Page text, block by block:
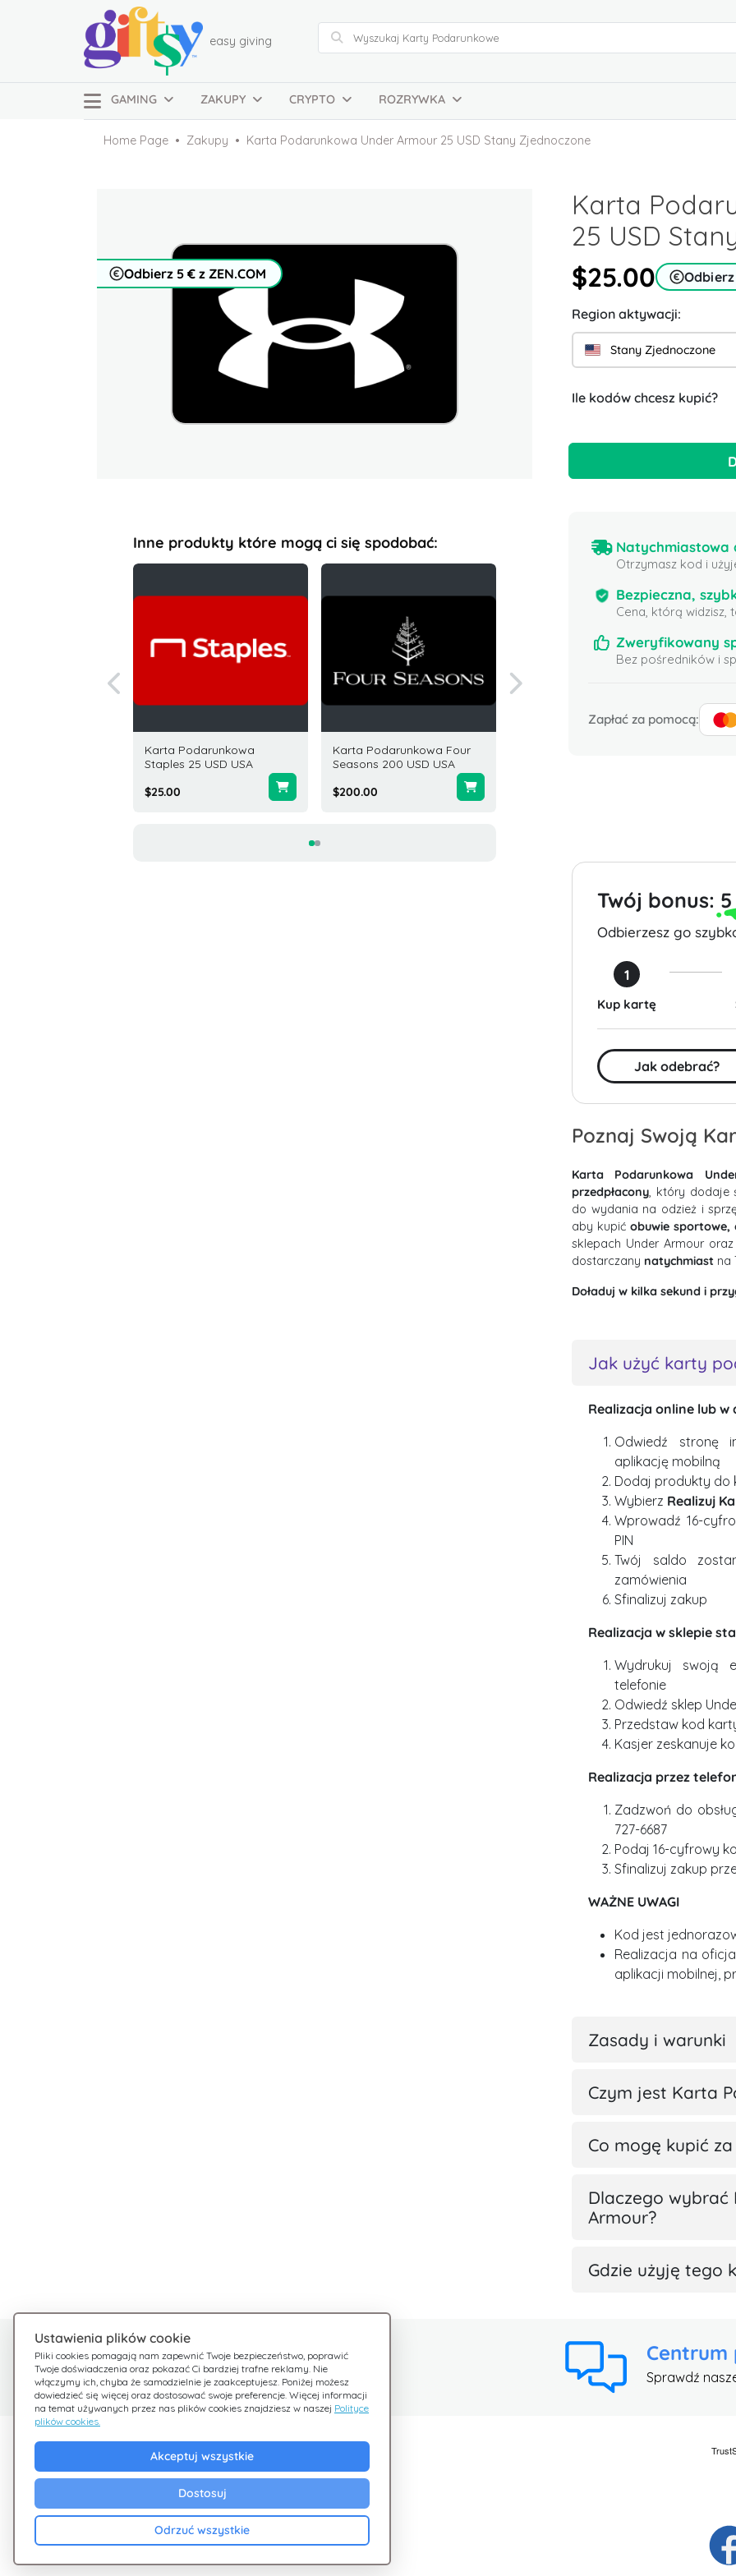
easy giving
GAMING ZAKUPY CRYPTO ROZRYWKA
Home Page Zakupy Karta Podarunkowa Under Armour 25 USD Stany Zjednoczone
Odbierz 5 € z ZEN.COM
Karta
25 USD
$25.00
Odbierz
Region aktywacji:
Stany Zjednoczone
Ile kodów chcesz kupić?
Inne produkty które mogą ci się spodobać:
Karta Podarunkowa
Staples 25 USD USA
$25.00
Karta Podarunkowa Four
Seasons 200 USD USA
$200.00
Natychmiastowa
Otrzymasz kod i
Bezpieczna,
Cena, którą widzisz,
Zweryfikowany
Bez pośredników i
Zapłać za pomocą:
Twój bonus:
Odbierzesz go
1
Kup kartę
Jak odebrać?
Poznaj Swoją
Karta Podarunkowa
przedpłacony, który dodaje
do wydania na odzież i
aby kupićobuwie sportowe,
sklepach Under Armour
dostarczany natychmiast na
Doładuj w kilka sekund i
Jak użyć karty
Realizacja online lub
Odwiedź stronę
aplikację mobilną
Dodaj produkty do
Wybierz Realizuj
Wprowadź 16-
PIN
Twój saldo
zamówienia
Sfinalizuj zakup
Realizacja w sklepie
Wydrukuj swoją
telefonie
Odwiedź sklep
Przedstaw kod
Kasjer zeskanuje
Realizacja przez
Zadzwoń do
727-6687
Podaj 16-cyfrowy
Sfinalizuj zakup
WAŻNE UWAGI
Kod jest
Realizacja na
aplikacji mobilnej,
Zasady i warunki
Czym jest Karta
Co mogę kupić
Dlaczego wybrać
Armour?
Gdzie użyję tego
Ustawienia plików cookie
Pliki cookies pomagają nam zapewnić Twoje bezpieczeństwo, poprawić
Twoje doświadczenia oraz pokazać Ci bardziej trafne reklamy. Nie
włączymy ich, chyba że samodzielnie je zaakceptujesz. Poniżej możesz
dowiedzieć się więcej oraz dostosować swoje preferencje. Więcej informacji
na temat używanych przez nas plików cookies znajdziesz w naszej Polityce
plików cookies.
Akceptuj wszystkie
Dostosuj
Odrzuć wszystkie
Potrzebujesz pomocy?
Jesteśmy tu dla Ciebie
Centrum
Sprawdź
Odkryj Giftsy
Promocje
Firma
Zasady i warunki
Polityka Prywatności